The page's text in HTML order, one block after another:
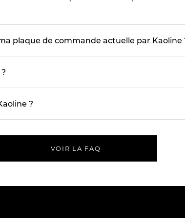
plaque de commande actuelle par Kaoline
?
VOIR LA FAQ